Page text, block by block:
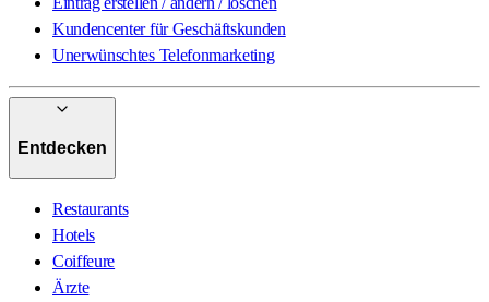
Kundencenter für Geschäftskunden
Unerwünschtes Telefonmarketing
Entdecken
Restaurants
Hotels
Coiffeure
Ärzte